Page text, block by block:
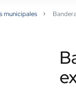
municipales